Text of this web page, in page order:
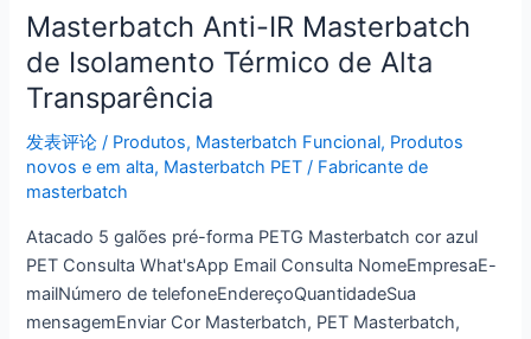
Masterbatch Anti-IR Masterbatch
de Isolamento Térmico de Alta
Transparência
发表评论 / Produtos, Masterbatch Funcional, Produtos
novos e em alta, Masterbatch PET / Fabricante de
masterbatch
Atacado 5 galões pré-forma PETG Masterbatch cor azul
PET Consulta What'sApp Email Consulta NomeEmpresaE-
mailNúmero de telefoneEndereçoQuantidadeSua
mensagemEnviar Cor Masterbatch, PET Masterbatch,